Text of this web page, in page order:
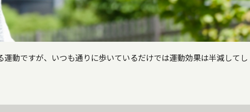
動ですが、いつも通りに歩いているだけでは運動効果は半減してし